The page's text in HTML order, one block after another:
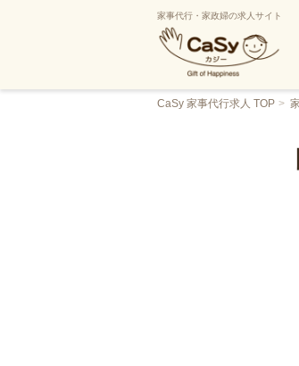
家事代行・家政婦の求人サイト
CaSy 家事代行求人 TOP